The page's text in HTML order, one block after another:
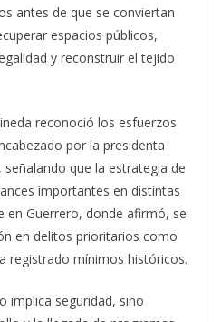
antes de que se conviertan
espacios públicos,
y reconstruir el tejido
reconoció los esfuerzos
por la presidenta
señalando que la estrategia de
importantes en distintas
en Guerrero, donde afirmó, se
en delitos prioritarios como
registrado mínimos históricos.
implica seguridad, sino